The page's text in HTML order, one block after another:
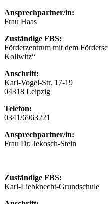
Ansprechpartner/in:
Frau Haas
Zuständige FBS:
Förderzentrum mit dem
Kollwitz“
Anschrift:
Karl-Vogel-Str. 17-19
04318 Leipzig
Telefon:
0341/6963221
Ansprechpartner/in:
Frau Dr. Jekosch-Stein
Zuständige FBS:
Karl-Liebknecht-Grundschule